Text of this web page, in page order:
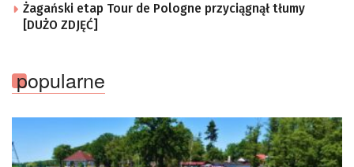
Żagański etap Tour de Pologne przyciągnął tłumy
[DUŻO ZDJĘĆ]
popularne